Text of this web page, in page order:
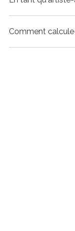
Comment